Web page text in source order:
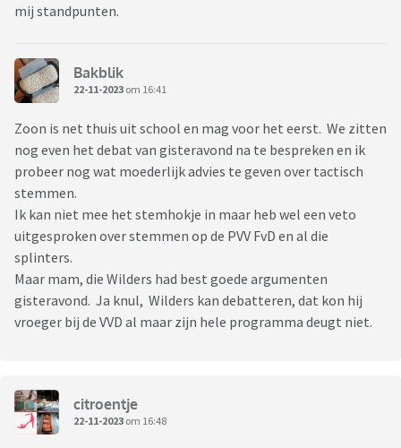
mij standpunten.
Bakblik
22-11-2023 om 16:41
Zoon is net thuis uit school en mag voor het eerst. We zitten
nog even het debat van gisteravond na te bespreken en ik
probeer nog wat moederlijk advies te geven over tactisch
stemmen.
Ik kan niet mee het stemhokje in maar heb wel een veto
uitgesproken over stemmen op de PVV FvD en al die
splinters.
Maar mam, die Wilders had best goede argumenten
gisteravond. Ja knul, Wilders kan debatteren, dat kon hij
vroeger bij de VVD al maar zijn hele programma deugt niet.
citroentje
22-11-2023 om 16:48